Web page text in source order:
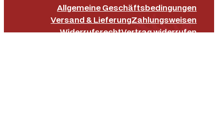
Allgemeine Geschäftsbedingungen
Versand & LieferungZahlungsweisen
WiderrufsrechtVertrag widerrufen